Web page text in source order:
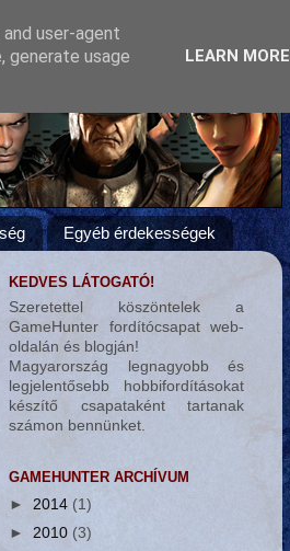
Egyéb érdekességek
KEDVES LÁTOGATÓ!
Szeretettel köszöntelek a
GameHunter fordítócsapat web-
oldalán és blogján!
Magyarország legnagyobb és
legjelentősebb hobbifordításokat
készítő csapataként tartanak
számon bennünket.
GAMEHUNTER ARCHÍVUM
► 2014 (1)
► 2010 (3)
user-agent
generate usage
LEARN MORE